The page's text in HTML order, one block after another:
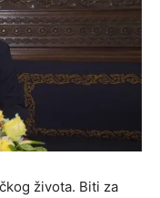
života. Biti za